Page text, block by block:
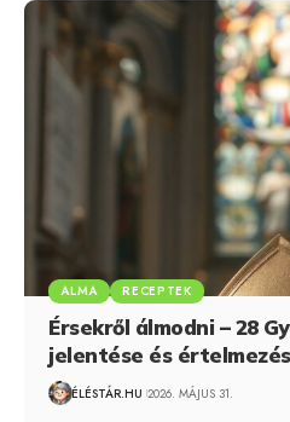
ALMA RECEPTEK
Érsekről álmodni – 28
jelentése és
ÉLÉSTÁR.HU 2026. MÁJUS 31.